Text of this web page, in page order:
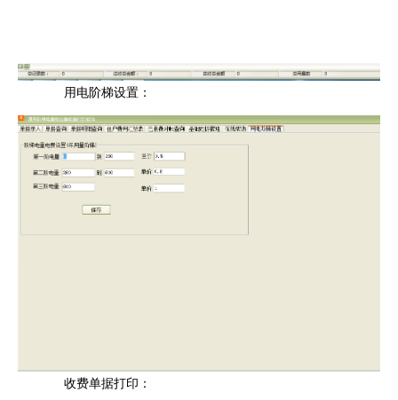
用电阶梯设置：
收费单据打印：